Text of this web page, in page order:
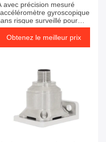
avec précision mesuré
gyroscopique
risque surveillé pour
turbines de vent
Obtenez le meilleur prix